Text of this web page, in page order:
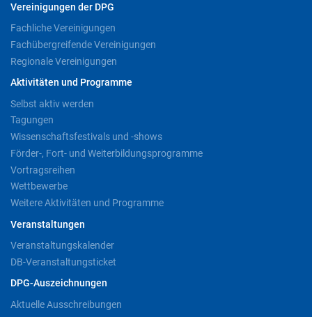
Vereinigungen der DPG
Fachliche Vereinigungen
Fachübergreifende Vereinigungen
Regionale Vereinigungen
Aktivitäten und Programme
Selbst aktiv werden
Tagungen
Wissenschaftsfestivals und -shows
Förder-, Fort- und Weiterbildungsprogramme
Vortragsreihen
Wettbewerbe
Weitere Aktivitäten und Programme
Veranstaltungen
Veranstaltungskalender
DB-Veranstaltungsticket
DPG-Auszeichnungen
Aktuelle Ausschreibungen